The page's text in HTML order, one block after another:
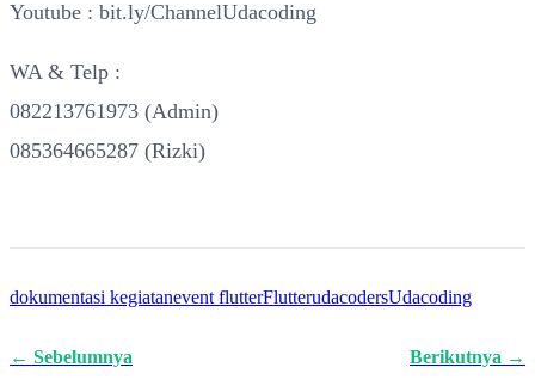
Youtube : bit.ly/ChannelUdacoding
WA & Telp :
082213761973 (Admin)
085364665287 (Rizki)
dokumentasi kegiatanevent flutterFlutterudacodersUdacoding
← Sebelumnya Berikutnya →